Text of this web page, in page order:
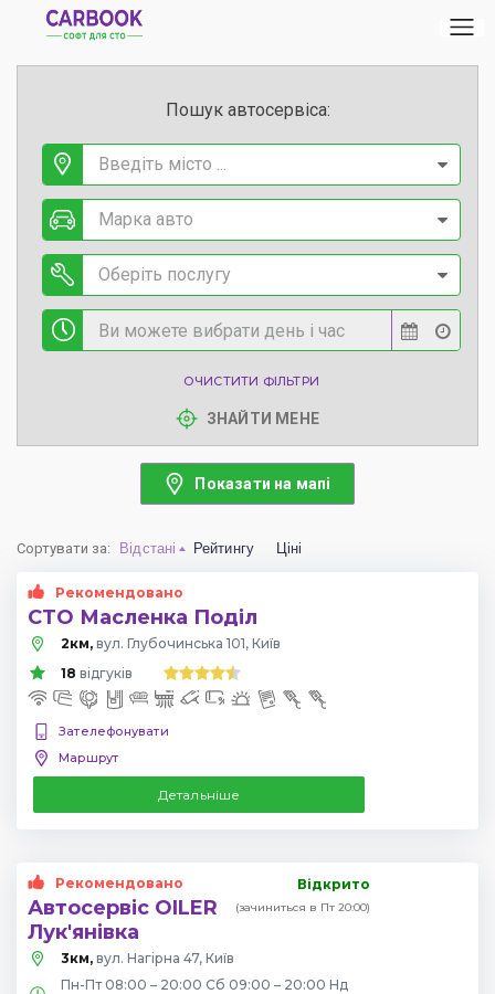
Пошук автосервіса:
Введіть місто ...
Марка авто
Оберіть послугу
ОЧИСТИТИ ФІЛЬТРИ
ЗНАЙТИ МЕНЕ
Показати на мапі
Сортувати за: Відстані Рейтингу Ціні
Рекомендовано
СТО Масленка Поділ
2км, вул. Глубочинська 101, Київ
18 відгуків
Зателефонувати
Маршрут
Детальніше
Рекомендовано
Автосервіс OILER
Лук'янівка
Відкрито
(зачиниться в Пт 20:00)
3км, вул. Нагірна 47, Київ
Пн-Пт 08:00 – 20:00 Сб 09:00 – 20:00 Нд